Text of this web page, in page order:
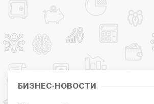
БИЗНЕС-НОВОСТИ